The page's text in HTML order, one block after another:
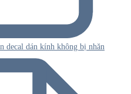
decal dán kính không bị nhăn